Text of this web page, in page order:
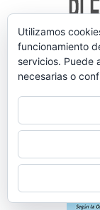
Utilizamos
funcionamiento
servicios. Puede
necesarias o